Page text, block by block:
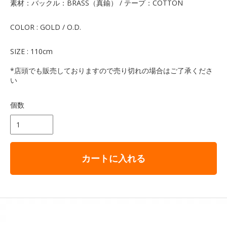
素材：バックル：BRASS（真鍮） / テープ：COTTON
COLOR : GOLD / O.D.
SIZE : 110cm
*店頭でも販売しておりますので売り切れの場合はご了承くださ
い
個数
カートに入れる